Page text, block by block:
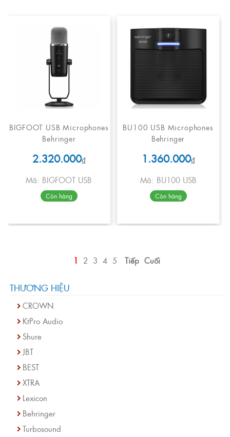
BIGFOOT USB Microphones
Behringer
2.320.000₫
Mã: BIGFOOT USB
Còn hàng
BU100 USB Microphones
Behringer
1.360.000₫
Mã: BU100 USB
Còn hàng
1 2 3 4 5 Tiếp Cuối
THƯƠNG HIỆU
CROWN
KtPro Audio
Shure
JBT
BEST
XTRA
Lexicon
Behringer
Turbosound